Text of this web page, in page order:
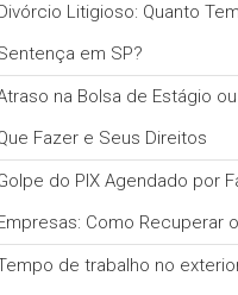
Litigioso: Quanto
em SP?
na Bolsa de Estágio
Fazer e Seus Direitos
do PIX Agendado por
Como Recuperar
de trabalho no